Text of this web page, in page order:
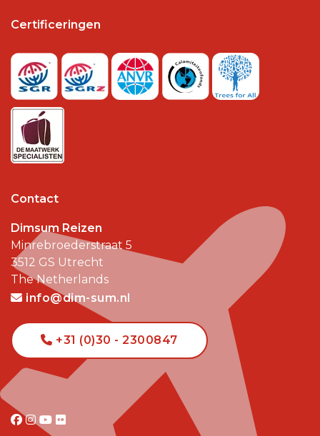
Certificeringen
Contact
Dimsum Reizen
Minrebroederstraat 5
3512 GS Utrecht
The Netherlands
info@dim-sum.nl
+31 (0)30 - 2300847